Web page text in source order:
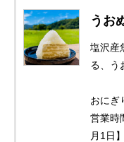
うお
塩沢産
る、う
おにぎ
営業時
月1日】